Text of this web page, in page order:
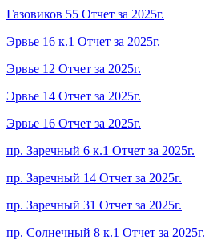
Газовиков 55 Отчет за 2025г.
Эрвье 16 к.1 Отчет за 2025г.
Эрвье 12 Отчет за 2025г.
Эрвье 14 Отчет за 2025г.
Эрвье 16 Отчет за 2025г.
пр. Заречный 6 к.1 Отчет за 2025г.
пр. Заречный 14 Отчет за 2025г.
пр. Заречный 31 Отчет за 2025г.
пр. Солнечный 8 к.1 Отчет за 2025г.